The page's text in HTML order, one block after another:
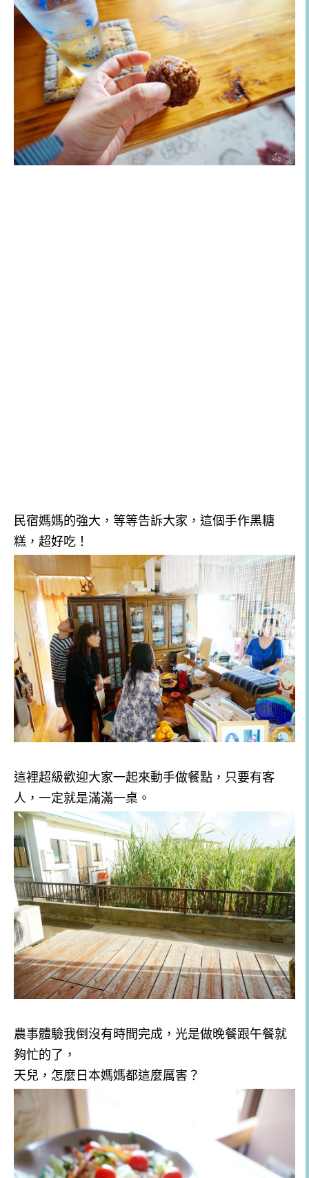
民宿媽媽的強大，等等告訴大家，這個手作黑糖
糕，超好吃！
這裡超級歡迎大家一起來動手做餐點，只要有客
人，一定就是滿滿一桌。
農事體驗我倒沒有時間完成，光是做晚餐跟午餐就
夠忙的了，
天兒，怎麼日本媽媽都這麼厲害？